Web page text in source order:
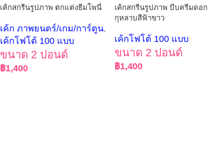
เค้กสกรีนรูปภาพ ตกแต่งธีมโพนี่
เค้ก ภาพยนตร์/เกม/การ์ตูน,
เค้กโฟโต้ 100 แบบ
ขนาด 2 ปอนด์
฿1,400
เค้กสกรีนรูปภาพ บีบครีมดอก
กุหลาบสีฟ้าขาว
เค้กโฟโต้ 100 แบบ
ขนาด 2 ปอนด์
฿1,400